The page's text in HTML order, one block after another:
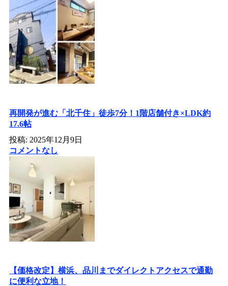
再開発が進む「北千住」徒歩7分！1階店舗付き×LDK約
17.6帖
投稿: 2025年12月9日
コメントなし
【価格改定】横浜、品川までダイレクトアクセスで通勤
に便利な立地！